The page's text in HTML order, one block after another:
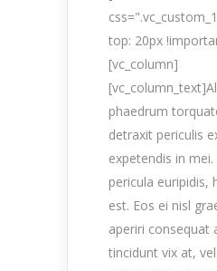
top: 20px
[vc_column]
phaedrum
detraxit periculis
expetendis in
pericula euripidis,
est. Eos ei nisl
aperiri consequat
tincidunt vix at,